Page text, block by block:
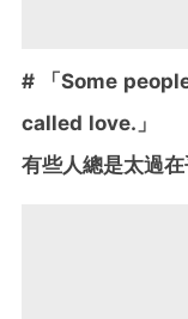
# 「Some
called love.」
有些人總是太過在